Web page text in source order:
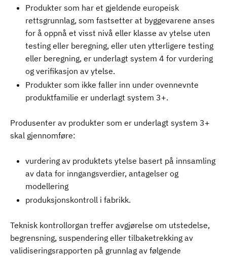
Produkter som har et gjeldende europeisk
rettsgrunnlag, som fastsetter at byggevarene anses
for å oppnå et visst nivå eller klasse av ytelse uten
testing eller beregning, eller uten ytterligere testing
eller beregning, er underlagt system 4 for vurdering
og verifikasjon av ytelse.
Produkter som ikke faller inn under ovennevnte
produktfamilie er underlagt system 3+.
Produsenter av produkter som er underlagt system 3+
skal gjennomføre:
vurdering av produktets ytelse basert på innsamling
av data for inngangsverdier, antagelser og
modellering
produksjonskontroll i fabrikk.
Teknisk kontrollorgan treffer avgjørelse om utstedelse,
begrensning, suspendering eller tilbaketrekking av
validiseringsrapporten på grunnlag av følgende